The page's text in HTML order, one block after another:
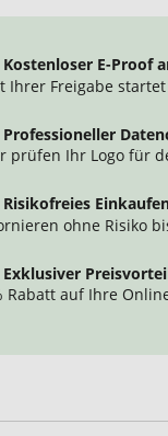
Kostenloser E-Proof
Ihrer Freigabe
Professioneller
prüfen Ihr Logo für
Risikofreies
ohne Risiko
Exklusiver
Rabatt auf Ihre